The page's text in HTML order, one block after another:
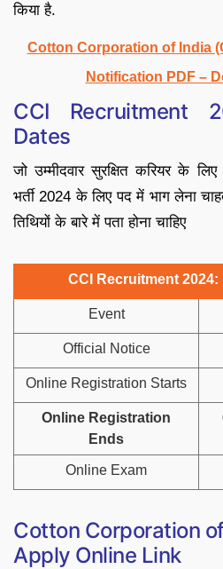
किया है.
Cotton Corporation of India
Notification PDF –
CCI Recruitment
Dates
जो उम्मीदवार सुरक्षित करियर के
भर्ती 2024 के लिए पद में भाग लेना
तिथियों के बारे में पता होना चाहिए
CCI Recruitment
Event
Official Notice
Online Registration Starts
Online Registration
Ends
Online Exam
Cotton Corporation
Apply Online Link